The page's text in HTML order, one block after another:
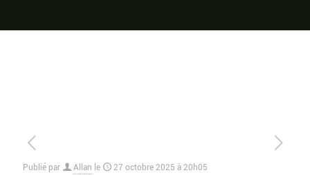
Publié par Allan le 27 octobre 2025 à 20h05